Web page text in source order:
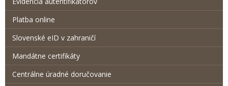
Platba online
Slovenské eID v zahraničí
Mandátne certifikáty
Centrálne úradné doručovanie